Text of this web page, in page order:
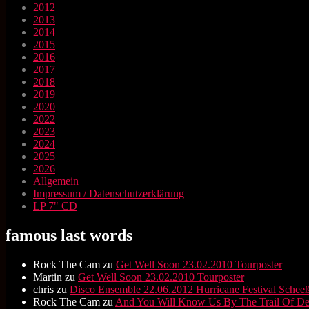
2012
2013
2014
2015
2016
2017
2018
2019
2020
2022
2023
2024
2025
2026
Allgemein
Impressum / Datenschutzerklärung
LP 7" CD
famous last words
Rock The Cam zu Get Well Soon 23.02.2010 Tourposter
Martin zu Get Well Soon 23.02.2010 Tourposter
chris zu Disco Ensemble 22.06.2012 Hurricane Festival
Rock The Cam zu And You Will Know Us By The Trail Of